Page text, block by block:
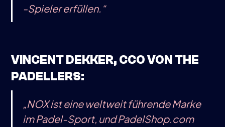
-Spieler erfüllen.“
VINCENT DEKKER, CCO VON THE
PADELLERS:
„NOX ist eine weltweit führende Marke
im Padel-Sport, und PadelShop.com